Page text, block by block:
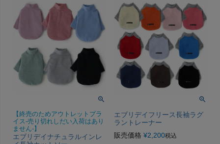
【終売のためアウトレットプラ
イス-売り切れしだい入荷はあり
ません-】
エブリデイナチュラルインレ
エブリデイフリース長袖ラグ
ラントレーナー
販売価格 ¥2,200税込